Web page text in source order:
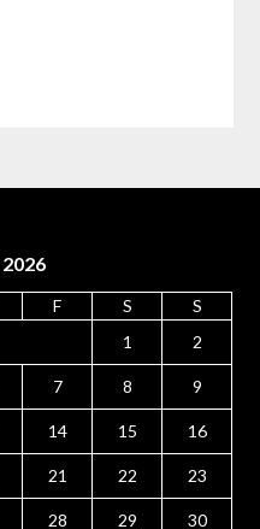
F S
S
1
2
7 8 9
14 15 16
21 22 23
28 29 30